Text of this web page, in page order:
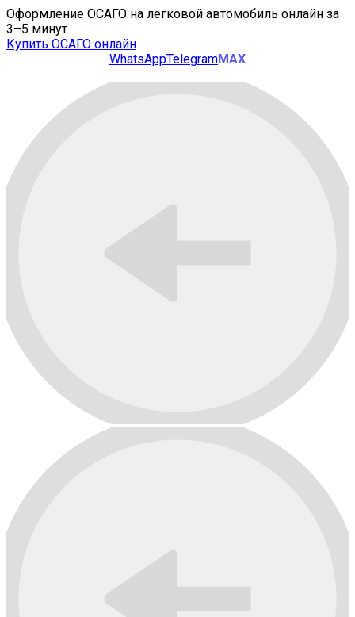
Оформление ОСАГО на легковой автомобиль онлайн за
3–5 минут
Купить ОСАГО онлайн
WhatsAppTelegramMAX